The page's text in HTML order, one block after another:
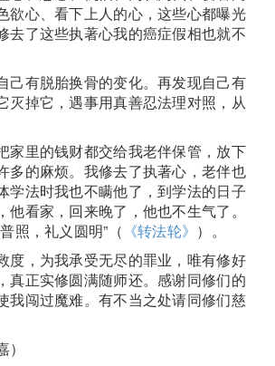
欲心、看下上人的心，这些心都曝光
去了这些执著心我的癌症假相也就不
己有脱胎换骨的变化。再发现自己有
灭掉它，遇事用真善忍法理对照，从
家里的钱财都交给我老伴保管，放下
多的麻烦。我修去了执著心，老伴也
学法时我也不瞒他了，到学法的日子
他看家，回来晚了，他也不生气了。
照，礼义圆明”（ 《转法轮》 ）。
度，为我承受无尽的罪业，唯有修好
真正实修圆满随师还。感谢同修们的
我闯过魔难。有不当之处请同修们慈